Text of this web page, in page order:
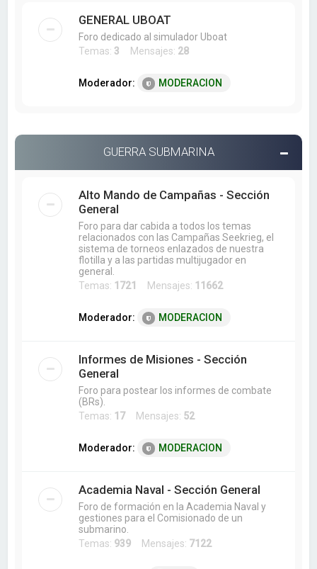
GENERAL UBOAT
Foro dedicado al simulador Uboat
Temas: 3 Mensajes: 28
Moderador: MODERACION
GUERRA SUBMARINA
Alto Mando de Campañas - Sección
General
Foro para dar cabida a todos los temas
relacionados con las Campañas Seekrieg, el
sistema de torneos enlazados de nuestra
flotilla y a las partidas multijugador en
general.
Temas: 1721 Mensajes: 11662
Moderador: MODERACION
Informes de Misiones - Sección
General
Foro para postear los informes de combate
(BRs).
Temas: 17Mensajes: 52
Moderador: MODERACION
Academia Naval - Sección General
Foro de formación en la Academia Naval y
gestiones para el Comisionado de un
submarino.
Temas: 939 Mensajes: 7122